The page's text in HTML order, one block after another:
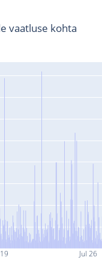
Jul 26
vaatluse kohta